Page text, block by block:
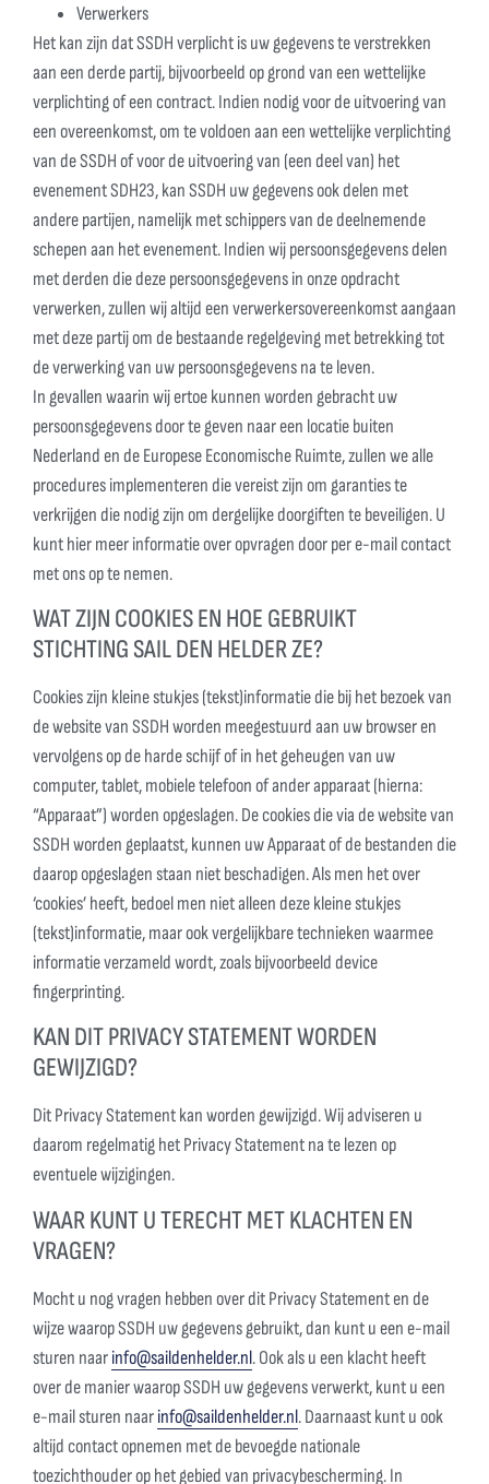
Verwerkers
Het kan zijn dat SSDH verplicht is uw gegevens te verstrekken
aan een derde partij, bijvoorbeeld op grond van een wettelijke
verplichting of een contract. Indien nodig voor de uitvoering van
een overeenkomst, om te voldoen aan een wettelijke verplichting
van de SSDH of voor de uitvoering van (een deel van) het
evenement SDH23, kan SSDH uw gegevens ook delen met
andere partijen, namelijk met schippers van de deelnemende
schepen aan het evenement. Indien wij persoonsgegevens delen
met derden die deze persoonsgegevens in onze opdracht
verwerken, zullen wij altijd een verwerkersovereenkomst aangaan
met deze partij om de bestaande regelgeving met betrekking tot
de verwerking van uw persoonsgegevens na te leven.
In gevallen waarin wij ertoe kunnen worden gebracht uw
persoonsgegevens door te geven naar een locatie buiten
Nederland en de Europese Economische Ruimte, zullen we alle
procedures implementeren die vereist zijn om garanties te
verkrijgen die nodig zijn om dergelijke doorgiften te beveiligen. U
kunt hier meer informatie over opvragen door per e-mail contact
met ons op te nemen.
WAT ZIJN COOKIES EN HOE GEBRUIKT
STICHTING SAIL DEN HELDER ZE?
Cookies zijn kleine stukjes (tekst)informatie die bij het bezoek van
de website van SSDH worden meegestuurd aan uw browser en
vervolgens op de harde schijf of in het geheugen van uw
computer, tablet, mobiele telefoon of ander apparaat (hierna:
“Apparaat”) worden opgeslagen. De cookies die via de website van
SSDH worden geplaatst, kunnen uw Apparaat of de bestanden die
daarop opgeslagen staan niet beschadigen. Als men het over
‘cookies’ heeft, bedoel men niet alleen deze kleine stukjes
(tekst)informatie, maar ook vergelijkbare technieken waarmee
informatie verzameld wordt, zoals bijvoorbeeld device
fingerprinting.
KAN DIT PRIVACY STATEMENT WORDEN
GEWIJZIGD?
Dit Privacy Statement kan worden gewijzigd. Wij adviseren u
daarom regelmatig het Privacy Statement na te lezen op
eventuele wijzigingen.
WAAR KUNT U TERECHT MET KLACHTEN EN
VRAGEN?
Mocht u nog vragen hebben over dit Privacy Statement en de
wijze waarop SSDH uw gegevens gebruikt, dan kunt u een e-mail
sturen naarinfo@saildenhelder.nl. Ook als u een klacht heeft
over de manier waarop SSDH uw gegevens verwerkt, kunt u een
e-mail sturen naarinfo@saildenhelder.nl. Daarnaast kunt u ook
altijd contact opnemen met de bevoegde nationale
toezichthouder op het gebied van privacybescherming. In